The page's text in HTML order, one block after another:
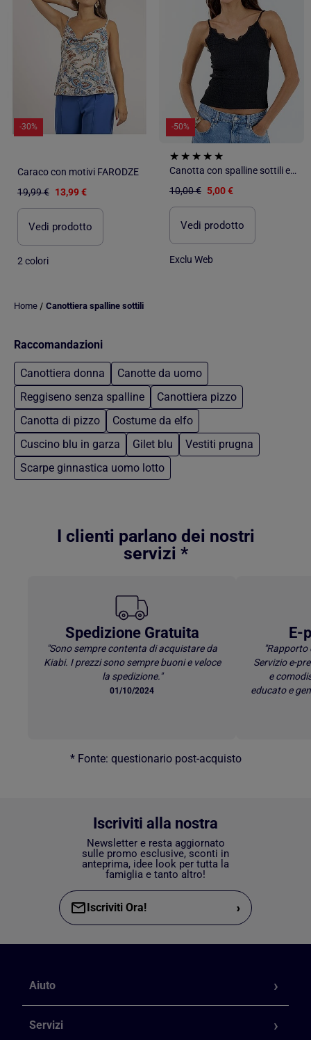
-30%
Caraco con motivi FARODZE
19,99 € 13,99 €
Vedi prodotto
2 colori
-50%
Canotta con spalline sottili e pizzo
10,00 € 5,00 €
Vedi prodotto
Exclu Web
Home / Canottiera spalline sottili
Raccomandazioni
Canottiera donna
Canotte da uomo
Reggiseno senza spalline
Canottiera pizzo
Canotta di pizzo
Costume da elfo
Cuscino blu in garza
Gilet blu
Vestiti prugna
Scarpe ginnastica uomo lotto
I clienti parlano dei nostri
servizi *
Spedizione Gratuita
"Sono sempre contenta di acquistare da
Kiabi. I prezzi sono sempre buoni e veloce
la spedizione."
01/10/2024
E-
Servizio e-
e
educato e
* Fonte: questionario post-acquisto
Iscriviti alla nostra
Newsletter e resta aggiornato
sulle promo esclusive, sconti in
anteprima, idee look per tutta la
famiglia e tanto altro!
Iscriviti Ora! ›
Aiuto
Servizi